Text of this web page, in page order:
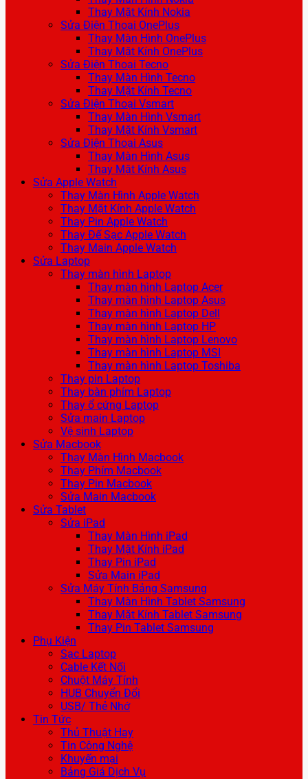
Thay Mặt Kính Nokia
Sửa Điện Thoại OnePlus
Thay Màn Hình OnePlus
Thay Mặt Kính OnePlus
Sửa Điện Thoại Tecno
Thay Màn Hình Tecno
Thay Mặt Kính Tecno
Sửa Điện Thoại Vsmart
Thay Màn Hình Vsmart
Thay Mặt Kính Vsmart
Sửa Điện Thoại Asus
Thay Màn Hình Asus
Thay Mặt Kính Asus
Sửa Apple Watch
Thay Màn Hình Apple Watch
Thay Mặt Kính Apple Watch
Thay Pin Apple Watch
Thay Đế Sạc Apple Watch
Thay Main Apple Watch
Sửa Laptop
Thay màn hình Laptop
Thay màn hình Laptop Acer
Thay màn hình Laptop Asus
Thay màn hình Laptop Dell
Thay màn hình Laptop HP
Thay màn hình Laptop Lenovo
Thay màn hình Laptop MSI
Thay màn hình Laptop Toshiba
Thay pin Laptop
Thay bàn phím Laptop
Thay ổ cứng Laptop
Sửa main Laptop
Vệ sinh Laptop
Sửa Macbook
Thay Màn Hình Macbook
Thay Phím Macbook
Thay Pin Macbook
Sửa Main Macbook
Sửa Tablet
Sửa iPad
Thay Màn Hình iPad
Thay Mặt Kính iPad
Thay Pin iPad
Sửa Main iPad
Sửa Máy Tính Bảng Samsung
Thay Màn Hình Tablet Samsung
Thay Mặt Kính Tablet Samsung
Thay Pin Tablet Samsung
Phụ Kiện
Sạc Laptop
Cable Kết Nối
Chuột Máy Tính
HUB Chuyển Đổi
USB/ Thẻ Nhớ
Tin Tức
Thủ Thuật Hay
Tin Công Nghệ
Khuyến mại
Bảng Giá Dịch Vụ